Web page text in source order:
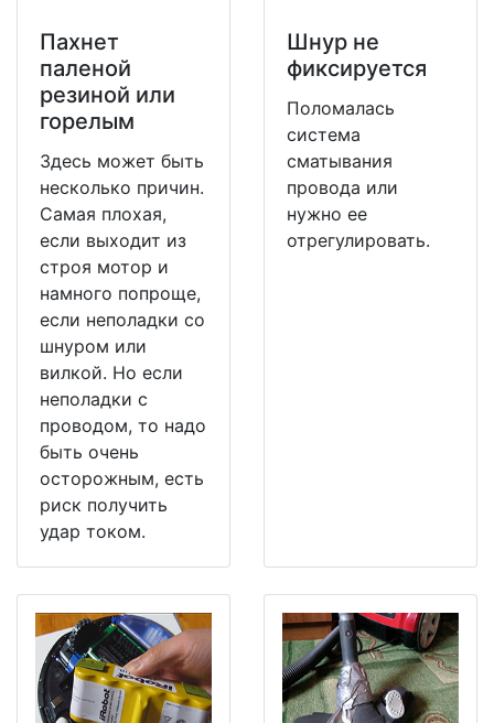
Пахнет
паленой
резиной или
горелым
Здесь может быть
несколько причин.
Самая плохая,
если выходит из
строя мотор и
намного попроще,
если неполадки со
шнуром или
вилкой. Но если
неполадки с
проводом, то надо
быть очень
осторожным, есть
риск получить
удар током.
Шнур не
фиксируется
Поломалась
система
сматывания
провода или
нужно ее
отрегулировать.